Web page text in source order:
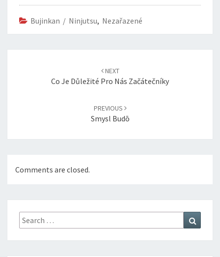
Bujinkan / Ninjutsu, Nezařazené
NEXT
Co Je Důležité Pro Nás Začátečníky
PREVIOUS
Smysl Budō
Comments are closed.
Search
for: